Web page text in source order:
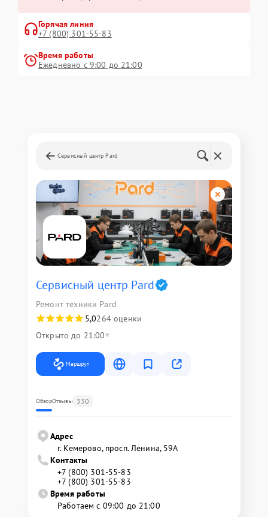
Горячая линия
+7 (800) 301-55-83
Время работы
Ежедневно с 9:00 до 21:00
Сервисный центр Pard
Сервисный центр Pard
Ремонт техники Pard
5,0264 оценки
Открыто до 21:00
Маршрут
ОбзорОтзывы 330
Адрес
г. Кемерово, просп. Ленина, 59А
Контакты
+7 (800) 301-55-83
+7 (800) 301-55-83
Время работы
Работаем с 09:00 до 21:00